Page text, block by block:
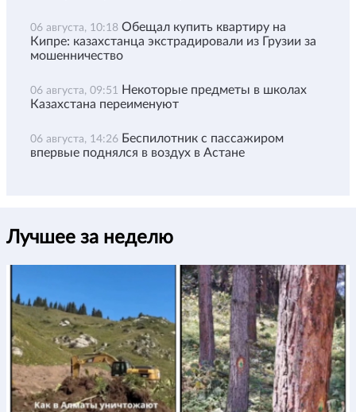
06 августа, 10:18 Обещал купить квартиру на
Кипре: казахстанца экстрадировали из Грузии за
мошенничество
06 августа, 09:51
Некоторые предметы в школах
Казахстана переименуют
06 августа, 14:26 Беспилотник с пассажиром
впервые поднялся в воздух в Астане
Лучшее за неделю